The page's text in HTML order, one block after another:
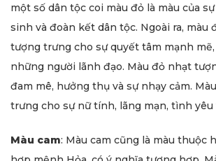
một số dân tộc coi màu đỏ là màu của
sinh và đoàn kết dân tộc. Ngoài ra, màu
tượng trưng cho sự quyết tâm mạnh
những người lãnh đạo. Màu đỏ nhạt
đam mê, hưởng thụ và sự nhạy cảm.
trưng cho sự nữ tính, lãng mạn, tình yêu
Màu cam: Màu cam cũng là màu thuộc